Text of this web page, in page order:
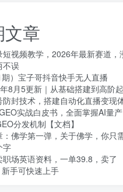
章
短视频教学，2026年最新赛道，
不误
期）宝子哥抖音快手无人直播
8月5更新｜从基础搭建到高阶起
防封技术，搭建自动化直播变现
实战白皮书，全面掌握AI量产
分发机制【文档】
：佛学第一弹，关于佛学，你只
字
职场英语资料，一单39.8，卖了
手可快速上手